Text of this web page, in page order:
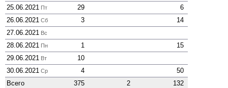
25.06.2021 Пт 29
6
26.06.2021 Сб 3
14
27.06.2021 Вс
28.06.2021 Пн 1
15
29.06.2021 Вт
10
30.06.2021 Ср 4
50
Всего
375 2 132